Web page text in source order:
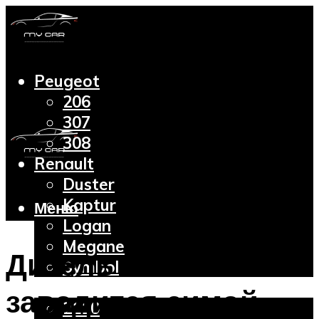
Peugeot
206
307
308
Renault
Duster
Kaptur
Logan
Megane
Symbol
2110
Меню
Дизель не
заводится зимой: